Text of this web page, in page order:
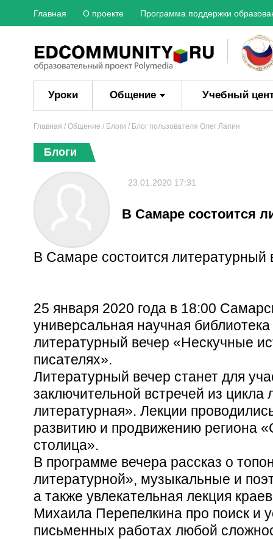
Главная О проекте Программа поддержки
Уроки Общение Учебный
Главная / Общение / Блоги / Блог пользователя Олег Лапин
Блоги
23.01.2020 17:31
В Самаре состоится
В Самаре состоится литературный
25 января 2020 года в 18:00
универсальная научная
литературный вечер «Нескучные
писателях».
Литературный вечер станет для
заключительной встречей из
литературная». Лекции
развитию и продвижению региона
столица».
В программе вечера рассказ о
литературной», музыкальные и
а также увлекательная лекция
Михаила Перепелкина про поиск и
письменных работах любой